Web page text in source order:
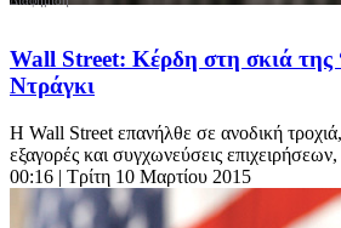
Wall Street: Κέρδη στη σκιά της
Ντράγκι
H Wall Street επανήλθε σε ανοδική
εξαγορές και συγχωνεύσεις
00:16 | Τρίτη 10 Μαρτίου 2015